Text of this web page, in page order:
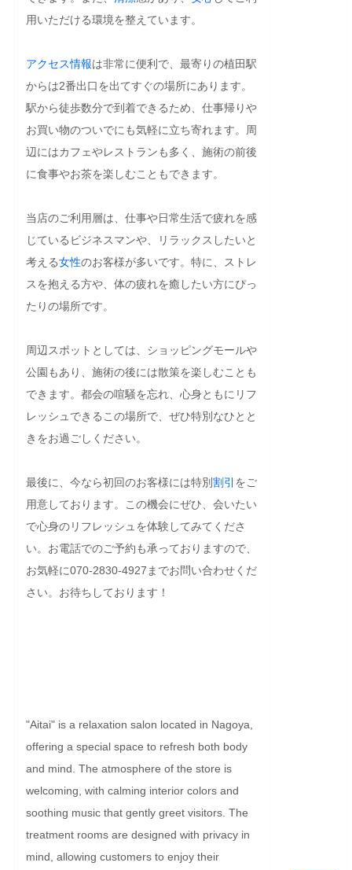
用いただける環境を整えています。
アクセス情報は非常に便利で、最寄りの植田駅
からは2番出口を出てすぐの場所にあります。
駅から徒歩数分で到着できるため、仕事帰りや
お買い物のついでにも気軽に立ち寄れます。周
辺にはカフェやレストランも多く、施術の前後
に食事やお茶を楽しむこともできます。
当店のご利用層は、仕事や日常生活で疲れを感
じているビジネスマンや、リラックスしたいと
考える女性のお客様が多いです。特に、ストレ
スを抱える方や、体の疲れを癒したい方にぴっ
たりの場所です。
周辺スポットとしては、ショッピングモールや
公園もあり、施術の後には散策を楽しむことも
できます。都会の喧騒を忘れ、心身ともにリフ
レッシュできるこの場所で、ぜひ特別なひとと
きをお過ごしください。
最後に、今なら初回のお客様には特別割引 をご
用意しております。この機会にぜひ、会いたい
で心身のリフレッシュを体験してみてくださ
い。お電話でのご予約も承っておりますので、
お気軽に070-2830-4927までお問い合わせくだ
さい。お待ちしております！
"Aitai" is a relaxation salon located in Nagoya,
offering a special space to refresh both body
and mind. The atmosphere of the store is
welcoming, with calming interior colors and
soothing music that gently greet visitors. The
treatment rooms are designed with privacy in
mind, allowing customers to enjoy their